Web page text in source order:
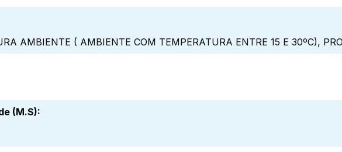
AMBIENTE ( AMBIENTE COM TEMPERATURA ENTRE 15 E 30ºC),
(M.S):